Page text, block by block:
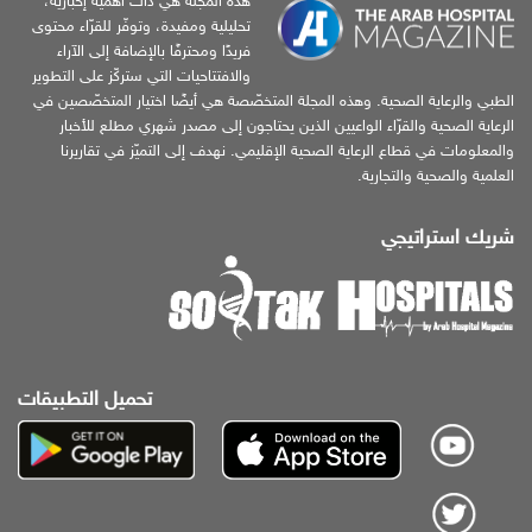
تحليلية ومفيدة، وتوفّر للقرّاء محتوى
فريدًا ومحترفًا بالإضافة إلى الآراء
والافتتاحيات التي ستركّز على التطوير
الطبي والرعاية الصحية. وهذه المجلة المتخصّصة هي أيضًا اختيار المتخصّصين في
الرعاية الصحية والقرّاء الواعيين الذين يحتاجون إلى مصدر شهري مطلع للأخبار
والمعلومات في قطاع الرعاية الصحية الإقليمي. نهدف إلى التميّز في تقاريرنا
العلمية والصحية والتجارية.
شريك استراتيجي
تحميل التطبيقات